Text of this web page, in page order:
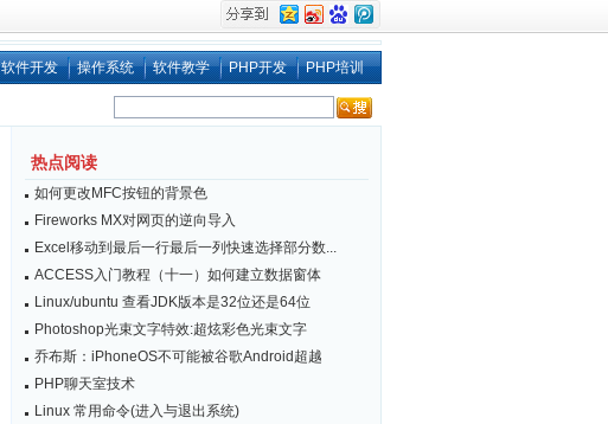
软件开发 操作系统 软件教学 PHP开发 PHP培训
热点阅读
如何更改MFC按钮的背景色
Fireworks MX对网页的逆向导入
Excel移动到最后一行最后一列快速选择部分数...
ACCESS入门教程（十一）如何建立数据窗体
Linux/ubuntu 查看JDK版本是32位还是64位
Photoshop光束文字特效:超炫彩色光束文字
乔布斯：iPhoneOS不可能被谷歌Android超越
PHP聊天室技术
Linux 常用命令(进入与退出系统)